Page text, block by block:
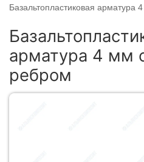
Базальтопластиковая
арматура 4 мм
ребром